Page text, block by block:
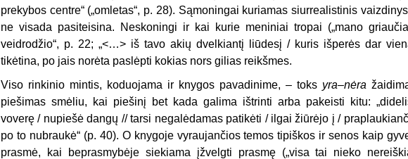
prekybos centre“ („omletas“, p. 28). Sąmoningai kuriamas siurrealistinis
ne visada pasiteisina. Neskoningi ir kai kurie meniniai tropai („mano
veidrodžio“, p. 22; „<…> iš tavo akių dvelkiantį liūdesį / kuris išperės dar
tikėtina, po jais norėta paslėpti kokias nors gilias reikšmes.
Viso rinkinio mintis, koduojama ir knygos pavadinime, – toks yra–nėra
piešimas smėliu, kai piešinį bet kada galima ištrinti arba pakeisti kitu:
voverę / nupiešė dangų // tarsi negalėdamas patikėti / ilgai žiūrėjo į /
po to nubraukė“ (p. 40). O knygoje vyraujančios temos tipiškos ir senos kaip
prasmė, kai beprasmybėje siekiama įžvelgti prasmę („visa tai nieko